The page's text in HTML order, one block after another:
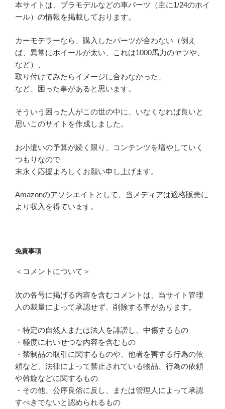
本サイトは、プラモデルなどの車パーツ（主に1/24のホイ
ール）の情報を掲載しております。
カーモデラーなら、購入したパーツが合わない（例え
ば、異常にホイールが太い、これは1000馬力のヤツや、
など）、
取り付けてみたらイメージに合わなかった、
など、困った事があると思います。
そういう困った人がこの世の中に、いなくなれば良いと
思いこのサイトを作成しました。
お小遣いの予算が続く限り、コンテンツを増やしていく
つもりなので
末永く応援よろしくお願い申し上げます。
Amazonのアソシエイトとして、当メディアは適格販売に
より収入を得ています。
免責事項
＜コメントについて＞
次の各号に掲げる内容を含むコメントは、当サイト管理
人の裁量によって承認せず、削除する事があります。
・特定の自然人または法人を誹謗し、中傷するもの
・極度にわいせつな内容を含むもの
・禁制品の取引に関するものや、他者を害する行為の依
頼など、法律によって禁止されている物品、行為の依頼
や斡旋などに関するもの
・その他、公序良俗に反し、または管理人によって承認
すべきでないと認められるもの